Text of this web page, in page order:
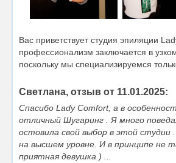
Вас приветствует студия эпиляции
профессионализм заключается в
поскольку мы специализируемся
Светлана, отзыв от 11.01.2025:
Спасибо Lady Comfort, а в
отличный Шугаринг . Я много
остовила свой выбор в этой
на высшем уровне. И в принципе не
приятная девушка ) ...